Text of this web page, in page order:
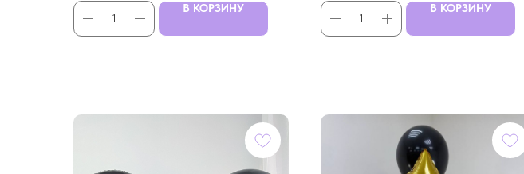
В КОРЗИНУ В КОРЗИНУ